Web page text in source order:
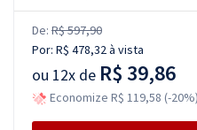
De: R$ 597,90
Por: R$ 478,32à vista
ou 12x de R$ 39,86
Economize R$ 119,58 (-20%)